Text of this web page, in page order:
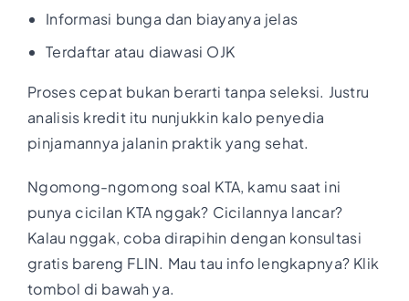
Informasi bunga dan biayanya jelas
Terdaftar atau diawasi OJK
Proses cepat bukan berarti tanpa seleksi. Justru
analisis kredit itu nunjukkin kalo penyedia
pinjamannya jalanin praktik yang sehat.
Ngomong-ngomong soal KTA, kamu saat ini
punya cicilan KTA nggak? Cicilannya lancar?
Kalau nggak, coba dirapihin dengan konsultasi
gratis bareng FLIN. Mau tau info lengkapnya? Klik
tombol di bawah ya.